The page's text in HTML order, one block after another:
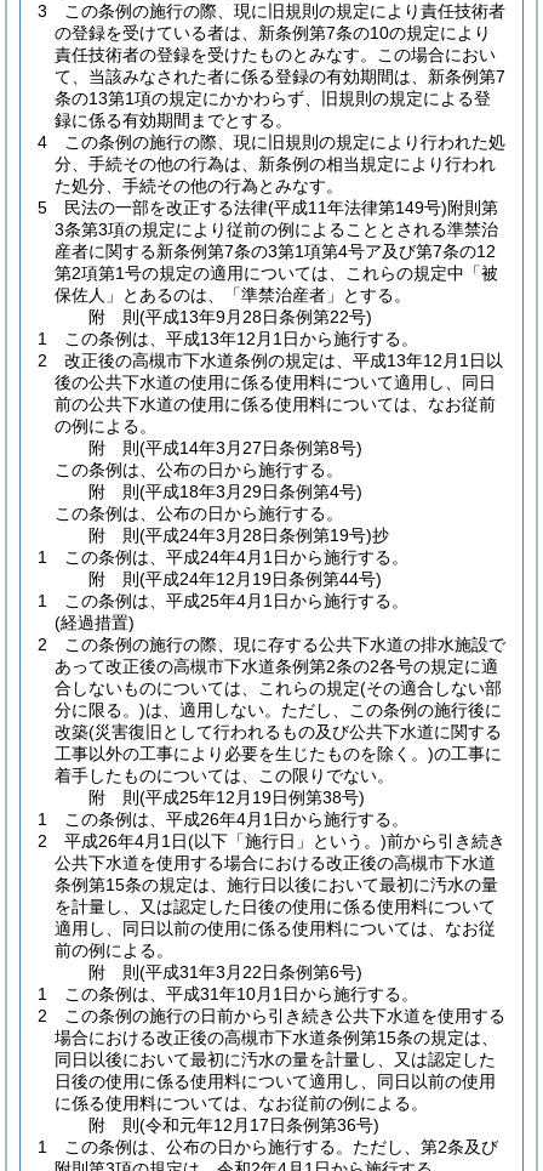
3
この条例の施行の際、現に旧規則の規定により責任技術者
の登録を受けている者は、新条例第7条の10の規定により
責任技術者の登録を受けたものとみなす。
この場合におい
て、当該みなされた者に係る登録の有効期間は、新条例第7
条の13第1項の規定にかかわらず、旧規則の規定による登
録に係る有効期間までとする。
4
この条例の施行の際、現に旧規則の規定により行われた処
分、手続その他の行為は、新条例の相当規定により行われ
た処分、手続その他の行為とみなす。
5
民法の一部を改正する法律(平成11年法律第149号)附則第
3条第3項の規定により従前の例によることとされる準禁治
産者に関する新条例第7条の3第1項第4号ア及び第7条の12
第2項第1号の規定の適用については、これらの規定中「被
保佐人」とあるのは、「準禁治産者」とする。
附 則(平成13年9月28日条例第22号)
1
この条例は、平成13年12月1日から施行する。
2
改正後の高槻市下水道条例の規定は、平成13年12月1日以
後の公共下水道の使用に係る使用料について適用し、同日
前の公共下水道の使用に係る使用料については、なお従前
の例による。
附 則(平成14年3月27日条例第8号)
この条例は、公布の日から施行する。
附 則(平成18年3月29日条例第4号)
この条例は、公布の日から施行する。
附 則(平成24年3月28日条例第19号)抄
1
この条例は、平成24年4月1日から施行する。
附 則(平成24年12月19日条例第44号)
1
この条例は、平成25年4月1日から施行する。
(経過措置)
2
この条例の施行の際、現に存する公共下水道の排水施設で
あって改正後の高槻市下水道条例第2条の2各号の規定に適
合しないものについては、これらの規定(その適合しない部
分に限る。)は、適用しない。 ただし、この条例の施行後に
改築(災害復旧として行われるもの及び公共下水道に関する
工事以外の工事により必要を生じたものを除く。)の工事に
着手したものについては、この限りでない。
附 則(平成25年12月19日例第38号)
1
この条例は、平成26年4月1日から施行する。
2
平成26年4月1日(以下「施行日」という。)前から引き続き
公共下水道を使用する場合における改正後の高槻市下水道
条例第15条の規定は、施行日以後において最初に汚水の量
を計量し、又は認定した日後の使用に係る使用料について
適用し、同日以前の使用に係る使用料については、なお従
前の例による。
附 則(平成31年3月22日条例第6号)
1
この条例は、平成31年10月1日から施行する。
2
この条例の施行の日前から引き続き公共下水道を使用する
場合における改正後の高槻市下水道条例第15条の規定は、
同日以後において最初に汚水の量を計量し、又は認定した
日後の使用に係る使用料について適用し、同日以前の使用
に係る使用料については、なお従前の例による。
附 則(令和元年12月17日条例第36号)
1
この条例は、公布の日から施行する。 ただし、第2条及び